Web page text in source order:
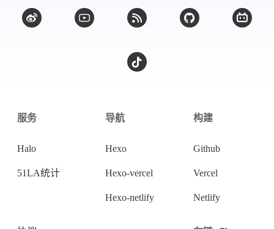
服务
Halo
51LA统计
导航
Hexo
Hexo-vercel
Hexo-netlify
构建
Github
Vercel
Netlify